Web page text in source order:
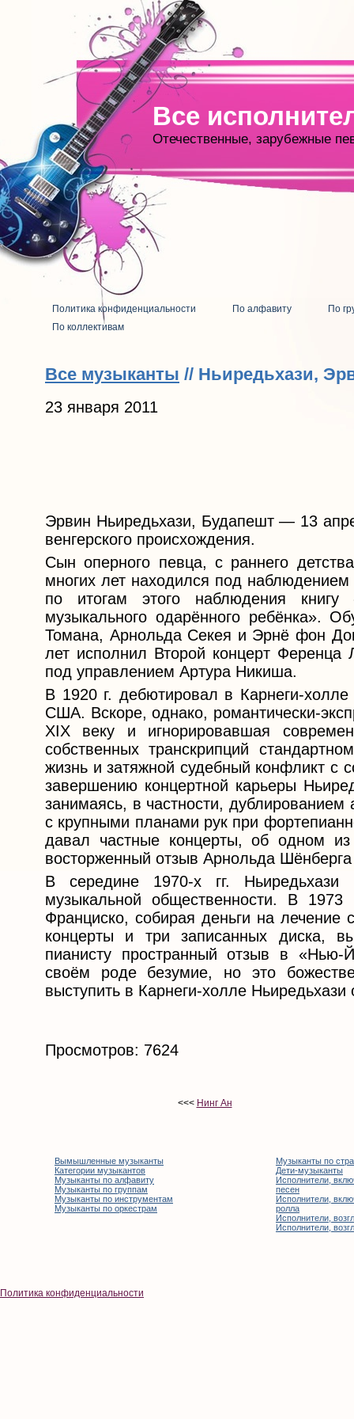
Все
Отечественные, зарубежные
Политика конфиденциальности По алфавиту
По
По коллективам
Все музыканты // Ньиредьхази,
23 января 2011
Эрвин Ньиредьхази, Будапешт — 13
венгерского происхождения.
Сын оперного певца, с раннего
многих лет находился под наблюдением
по итогам этого наблюдения книгу
музыкального одарённого ребёнка».
Томана, Арнольда Секея и Эрнё фон
лет исполнил Второй концерт
под управлением Артура Никиша.
В 1920 г. дебютировал в Карнеги-
США. Вскоре, однако, романтически-
XIX веку и игнорировавшая
собственных транскрипций
жизнь и затяжной судебный конфликт с
завершению концертной карьеры
занимаясь, в частности,
с крупными планами рук при
давал частные концерты, об одном
восторженный отзыв Арнольда
В середине 1970-х гг.
музыкальной общественности. В
Франциско, собирая деньги на
концерты и три записанных диска,
пианисту пространный отзыв в
своём роде безумие, но это
выступить в Карнеги-холле Ньиредьхази
Просмотров: 7624
<<< Нинг Ан
Вымышленные музыканты
Категории музыкантов
Музыканты по алфавиту
Музыканты по группам
Музыканты по инструментам
Музыканты по оркестрам
Музыканты по
Дети-музыканты
Исполнители,
песен
Исполнители,
ролла
Исполнители,
Исполнители,
Политика конфиденциальности